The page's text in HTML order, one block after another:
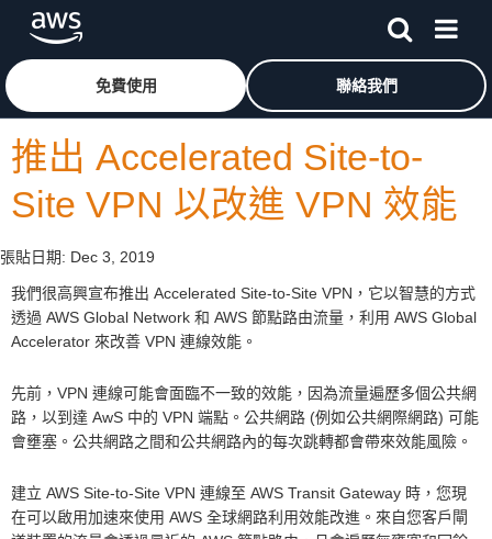
跳至主要內容按一下這裡可返回 Amazon Web Services 首頁
免費使用 聯絡我們
推出 Accelerated Site-to-
Site VPN 以改進 VPN 效能
張貼日期: Dec 3, 2019
我們很高興宣布推出 Accelerated Site-to-Site VPN，它以智慧的方式
透過 AWS Global Network 和 AWS 節點路由流量，利用 AWS Global
Accelerator 來改善 VPN 連線效能。
先前，VPN 連線可能會面臨不一致的效能，因為流量遍歷多個公共網
路，以到達 AwS 中的 VPN 端點。公共網路 (例如公共網際網路) 可能
會壅塞。公共網路之間和公共網路內的每次跳轉都會帶來效能風險。
建立 AWS Site-to-Site VPN 連線至 AWS Transit Gateway 時，您現
在可以啟用加速來使用 AWS 全球網路利用效能改進。來自您客戶閘